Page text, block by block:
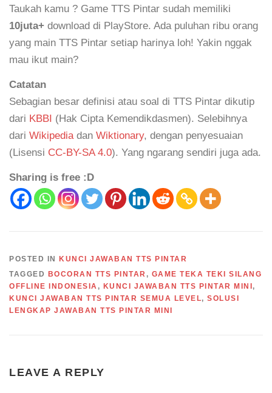
Taukah kamu ? Game TTS Pintar sudah memiliki
10juta+ download di PlayStore. Ada puluhan ribu orang
yang main TTS Pintar setiap harinya loh! Yakin nggak
mau ikut main?
Catatan
Sebagian besar definisi atau soal di TTS Pintar dikutip
dari KBBI (Hak Cipta Kemendikdasmen). Selebihnya
dari Wikipediadan Wiktionary, dengan penyesuaian
(Lisensi CC-BY-SA 4.0). Yang ngarang sendiri juga ada.
Sharing is free :D
POSTED IN
KUNCI JAWABAN TTS PINTAR
TAGGED
BOCORAN TTS PINTAR , GAME TEKA TEKI SILANG
OFFLINE INDONESIA , KUNCI JAWABAN TTS PINTAR MINI ,
KUNCI JAWABAN TTS PINTAR SEMUA LEVEL, SOLUSI
LENGKAP JAWABAN TTS PINTAR MINI
LEAVE A REPLY